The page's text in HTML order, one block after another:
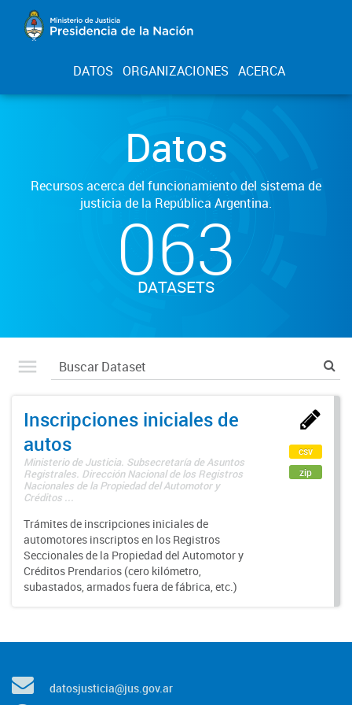
DATOS ORGANIZACIONES ACERCA
Datos
Recursos acerca del funcionamiento del sistema de
justicia de la República Argentina.
063
DATASETS
Inscripciones iniciales de
autos
Ministerio de Justicia. Subsecretaría de Asuntos
Registrales. Dirección Nacional de los Registros
Nacionales de la Propiedad del Automotor y
Créditos ...
Trámites de inscripciones iniciales de
automotores inscriptos en los Registros
Seccionales de la Propiedad del Automotor y
Créditos Prendarios (cero kilómetro,
subastados, armados fuera de fábrica, etc.)
csv
zip
datosjusticia@jus.gov.ar